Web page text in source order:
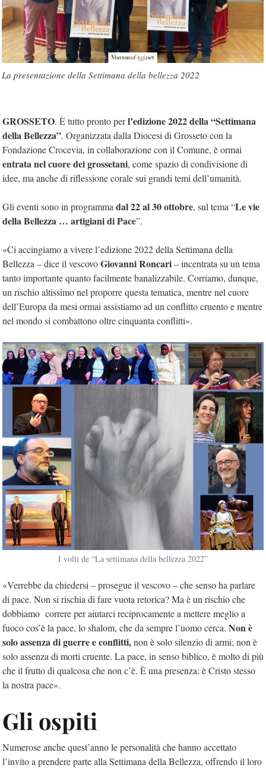
La presentazione della Settimana della bellezza 2022
GROSSETO. È tutto pronto perl’edizione 2022 della “Settimana
della Bellezza”. Organizzata dalla Diocesi di Grosseto con la
Fondazione Crocevia, in collaborazione con il Comune, è ormai
entrata nel cuore dei grossetani, come spazio di condivisione di
idee, ma anche di riflessione corale sui grandi temi dell’umanità.
Gli eventi sono in programma dal 22 al 30 ottobre, sul tema “Le vie
della Bellezza … artigiani di Pace”.
«Ci accingiamo a vivere l’edizione 2022 della Settimana della
Bellezza – dice il vescovoGiovanni Roncari– incentrata su un tema
tanto importante quanto facilmente banalizzabile. Corriamo, dunque,
un rischio altissimo nel proporre questa tematica, mentre nel cuore
dell’Europa da mesi ormai assistiamo ad un conflitto cruento e mentre
nel mondo si combattono oltre cinquanta conflitti».
I volti de “La settimana della bellezza 2022”
«Verrebbe da chiedersi – prosegue il vescovo – che senso ha parlare
di pace. Non si rischia di fare vuota retorica? Ma è un rischio che
dobbiamo correre per aiutarci reciprocamente a mettere meglio a
fuoco cos’è la pace, lo shalom, che da sempre l’uomo cerca. Non è
solo assenza di guerre e conflitti,non è solo silenzio di armi; non è
solo assenza di morti cruente. La pace, in senso biblico, è molto di più
che il frutto di qualcosa che non c’è. È una presenza: è Cristo stesso
la nostra pace».
Gli ospiti
Numerose anche quest’anno le personalità che hanno accettato
l’invito a prendere parte alla Settimana della Bellezza, offrendo il loro